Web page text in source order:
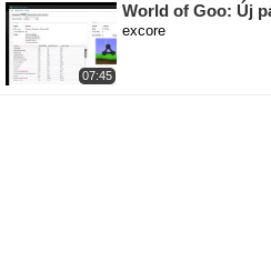
07:45
World of Goo: Új
excore